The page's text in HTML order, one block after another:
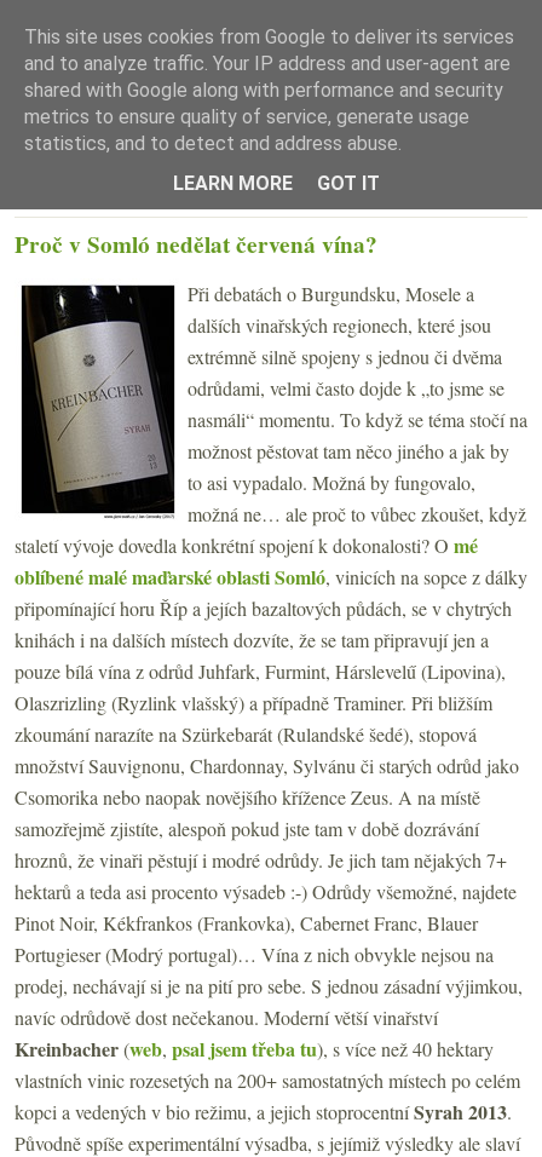
☰ Menu
Proč v Somló nedělat červená vína?
Při debatách o Burgundsku, Mosele a
dalších vinařských regionech, které jsou
extrémně silně spojeny s jednou či dvěma
odrůdami, velmi často dojde k „to jsme se
nasmáli“ momentu. To když se téma stočí na
možnost pěstovat tam něco jiného a jak by
to asi vypadalo. Možná by fungovalo,
možná ne… ale proč to vůbec zkoušet, když
staletí vývoje dovedla konkrétní spojení k dokonalosti? O mé
oblíbené malé maďarské oblasti Somló, vinicích na sopce z dálky
připomínající horu Říp a jejích bazaltových půdách, se v chytrých
knihách i na dalších místech dozvíte, že se tam připravují jen a
pouze bílá vína z odrůd Juhfark, Furmint, Hárslevelű (Lipovina),
Olaszrizling (Ryzlink vlašský) a případně Traminer. Při bližším
zkoumání narazíte na Szürkebarát (Rulandské šedé), stopová
množství Sauvignonu, Chardonnay, Sylvánu či starých odrůd jako
Csomorika nebo naopak novějšího křížence Zeus. A na místě
samozřejmě zjistíte, alespoň pokud jste tam v době dozrávání
hroznů, že vinaři pěstují i modré odrůdy. Je jich tam nějakých 7+
hektarů a teda asi procento výsadeb :-) Odrůdy všemožné, najdete
Pinot Noir, Kékfrankos (Frankovka), Cabernet Franc, Blauer
Portugieser (Modrý portugal)… Vína z nich obvykle nejsou na
prodej, nechávají si je na pití pro sebe. S jednou zásadní výjimkou,
navíc odrůdově dost nečekanou. Moderní větší vinařství
Kreinbacher(web, psal jsem třeba tu), s více než 40 hektary
vlastních vinic rozesetých na 200+ samostatných místech po celém
kopci a vedených v bio režimu, a jejich stoprocentníSyrah2013.
Původně spíše experimentální výsadba, s jejímiž výsledky ale slaví
This site uses cookies from Google to deliver its services
and to analyze traffic. Your IP address and user-agent are
shared with Google along with performance and security
metrics to ensure quality of service, generate usage
statistics, and to detect and address abuse.
LEARN MORE
GOT IT